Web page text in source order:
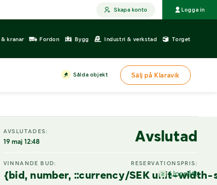
Skapa konto Logga in
kranar Fordon Bygg Industri & verkstad Torget
Sålda objekt Sälj på Klaravik
AVSLUTADES:
19 maj 12:48 Avslutad
VINNANDE BUD:
{bid, number, ::currency/SEK unit-
RESERVATIONSPRIS:
Uppnått